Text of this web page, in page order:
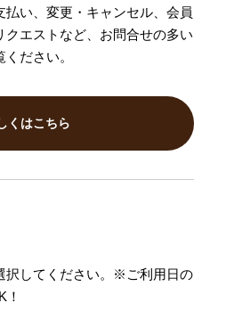
払い、変更・キャンセル、会員
クエストなど、お問合せの多い
ださい。
くはこちら
択してください。※ご利用日の